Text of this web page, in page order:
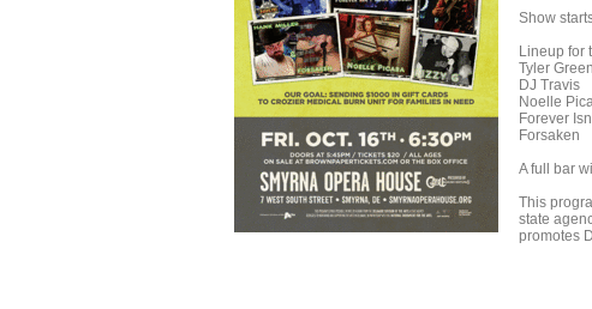
Show
Lineup for
Tyler
DJ Travis
Noelle
Forever
Forsaken
A full bar
This
state
promotes